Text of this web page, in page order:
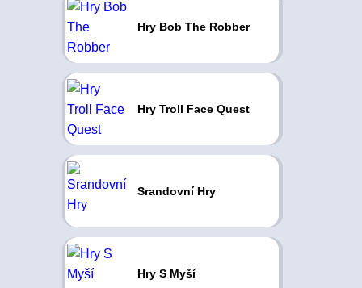
Hry Bob The Robber
Hry Troll Face Quest
Srandovní Hry
Hry S Myší